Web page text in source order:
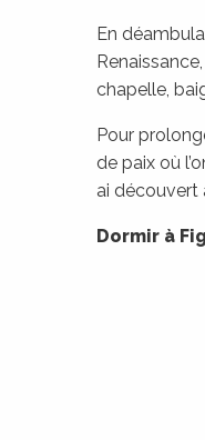
En
chapelle,
Pour
de paix où
ai découvert
Dormir à